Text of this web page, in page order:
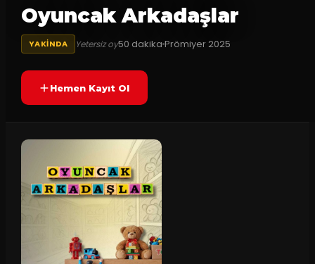
Oyuncak Arkadaşlar
YAKINDA Yetersiz oy50 dakikaPrömiyer2025
Hemen Kayıt Ol